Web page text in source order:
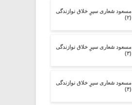
مسعود شعاری سیرِِ خلاق نوازندگی
(۲)
مسعود شعاری سیرِِ خلاق نوازندگی
(۳)
مسعود شعاری سیرِِ خلاق نوازندگی
(۴)